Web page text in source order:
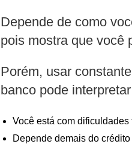
Depende de como
pois mostra que você
Porém, usar
banco pode
Você está com dificuldades
Depende demais do